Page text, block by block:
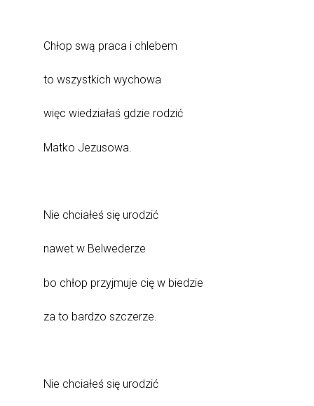
Chłop swą praca i chlebem
to wszystkich wychowa
więc wiedziałaś gdzie rodzić
Matko Jezusowa.
Nie chciałeś się urodzić
nawet w Belwederze
bo chłop przyjmuje cię w biedzie
za to bardzo szczerze.
Nie chciałeś się urodzić